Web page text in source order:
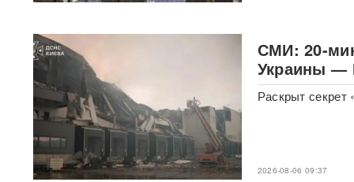
атаки БПЛА ВСУ на Россию
Федоров дал Зеленскому 12
дней, чтобы добром вернуть
его в кресло министра
обороны
«Генералы новой волны»:
кто пришел на ключевые
СМИ: 20-
Украины —
Раскрыт
2026-08-06 09:37